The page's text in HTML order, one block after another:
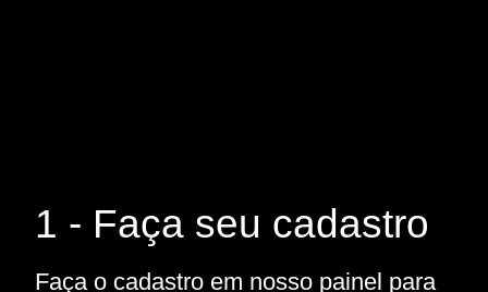
1 - Faça seu cadastro
Faça o cadastro em nosso painel para